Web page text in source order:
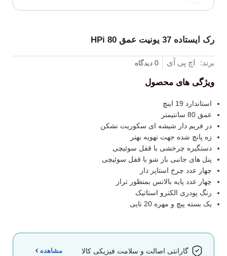
رک ایستاده 37 یونیت عمق 80 HPi
برند: اچ پی آی 0 دیدگاه
ویژگی های محصول
استاندارد 19 اینچ
عمق 80 سانتیمتر
در فریم دار شیشه ای سکوریت نشکن
زه پانچ شده جهت تهویه بهتر
دستگیره چرخشی با قفل سوئیچی
پنل های جانبی باز شو با قفل سوئیچی
چهار عدد چرخ استاپر دار
چهار عدد پایه بالانس بمنظور تراز
رنگ پودری الکترو استاتیک
یک بسته پیچ و مهره 20 تایی
گارانتی اصالت و سلامت فیزیکی کالا مشاهده